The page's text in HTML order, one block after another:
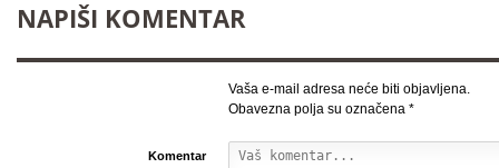
NAPIŠI KOMENTAR
Vaša e-mail adresa neće biti objavljena.
Obavezna polja su označena *
Komentar